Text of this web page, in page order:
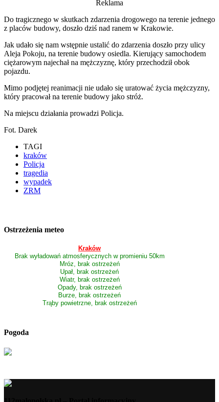
Reklama
Do tragicznego w skutkach zdarzenia drogowego na terenie jednego
z placów budowy, doszło dziś nad ranem w Krakowie.
Jak udało się nam wstępnie ustalić do zdarzenia doszło przy ulicy
Aleja Pokoju, na terenie budowy osiedla. Kierujący samochodem
ciężarowym najechał na mężczyznę, który przechodził obok
pojazdu.
Mimo podjętej reanimacji nie udało się uratować życia mężczyzny,
który pracował na terenie budowy jako stróż.
Na miejscu działania prowadzi Policja.
Fot. Darek
TAGI
kraków
Policja
tragedia
wypadek
ZRM
Ostrzeżenia meteo
Kraków
Brak wyładowań atmosferycznych w promieniu 50km
Mróz, brak ostrzeżeń
Upał, brak ostrzeżeń
Wiatr, brak ostrzeżeń
Opady, brak ostrzeżeń
Burze, brak ostrzeżeń
Trąby powietrzne, brak ostrzeżeń
Pogoda